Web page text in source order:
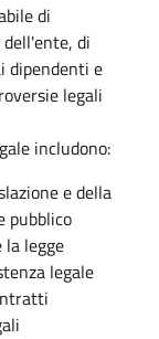
di
di
dipendenti e
legali
includono:
e della
pubblico
legge
legale